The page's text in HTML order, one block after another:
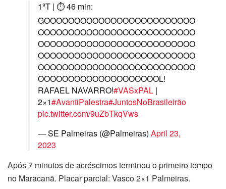
1ºT | ⏱ 46 min:
GOOOOOOOOOOOOOOOOOOOOOOOOO
OOOOOOOOOOOOOOOOOOOOOOOOOO
OOOOOOOOOOOOOOOOOOOOOOOOOO
OOOOOOOOOOOOOOOOOOOOOOOOOO
OOOOOOOOOOOOOOOOOOOOOOOOOO
OOOOOOOOOOOOOOOOOOOOL!
RAFAEL NAVARRO!#VASxPAL |
2×1#AvantiPalestra#JuntosNoBrasileirão
pic.twitter.com/9uZbTkqVws
— SE Palmeiras (@Palmeiras) April 23,
2023
Após 7 minutos de acréscimos terminou o primeiro tempo
no Maracanã. Placar parcial: Vasco 2×1 Palmeiras.